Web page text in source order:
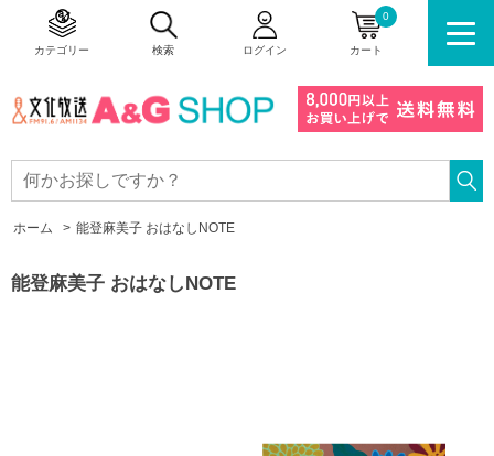
カート
0
ログイン
検索
カテゴリー
ホーム > 能登麻美子 おはなしNOTE
能登麻美子 おはなしNOTE